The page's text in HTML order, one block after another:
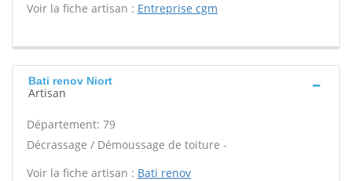
Voir la fiche artisan : Entreprise cgm
Bati renov Niort
Artisan
Département: 79
Décrassage / Démoussage de toiture -
Voir la fiche artisan : Bati renov